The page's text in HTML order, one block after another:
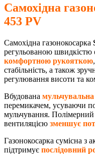
Самохідна
453 PV
Самохідна газонокосарка
регульованою
комфортною рукояткою
стабільність, а також
регулювання висоти та
Вбудована мульчувальна
перемикачем, усуваючи
мульчування. Полімерний
вентиляцією зменшує
Газонокосарка сумісна з
підтримує послідовний